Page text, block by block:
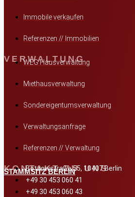
Immobile verkaufen
Referenzen // Immobilien
VERWALTUNG
WEG Hausverwaltung
Miethausverwaltung
Sondereigentumsverwaltung
Verwaltungsanfrage
Referenzen // Verwaltung
KONTAKT ZU UNS
STAMMSITZ BERLIN
Bötzowstraße 55, 10407 Berlin
+49 30 453 060 41
+49 30 453 060 43